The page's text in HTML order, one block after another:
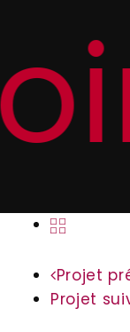
Projet
Projet